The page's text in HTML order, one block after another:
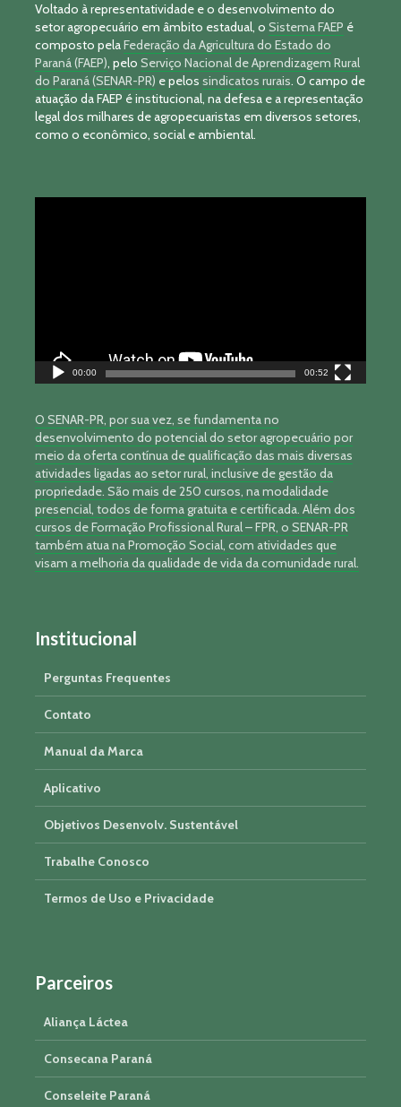
Voltado à representatividade e o desenvolvimento do
setor agropecuário em âmbito estadual, o Sistema FAEP é
composto pelaFederação da Agricultura do Estado do
Paraná (FAEP), pelo Serviço Nacional de Aprendizagem Rural
do Paraná (SENAR-PR) e pelos sindicatos rurais. O campo de
atuação da FAEP é institucional, na defesa e a representação
legal dos milhares de agropecuaristas em diversos setores,
como o econômico, social e ambiental.
00:00 00:52
O SENAR-PR, por sua vez, se fundamenta no
desenvolvimento do potencial do setor agropecuário por
meio da oferta contínua de qualificação das mais diversas
atividades ligadas ao setor rural, inclusive de gestão da
propriedade. São mais de 250 cursos, na modalidade
presencial, todos de forma gratuita e certificada. Além dos
cursos de Formação Profissional Rural – FPR, o SENAR-PR
também atua na Promoção Social, com atividades que
visam a melhoria da qualidade de vida da comunidade rural.
Institucional
Perguntas Frequentes
Contato
Manual da Marca
Aplicativo
Objetivos Desenvolv. Sustentável
Trabalhe Conosco
Termos de Uso e Privacidade
Parceiros
Aliança Láctea
Consecana Paraná
Conseleite Paraná